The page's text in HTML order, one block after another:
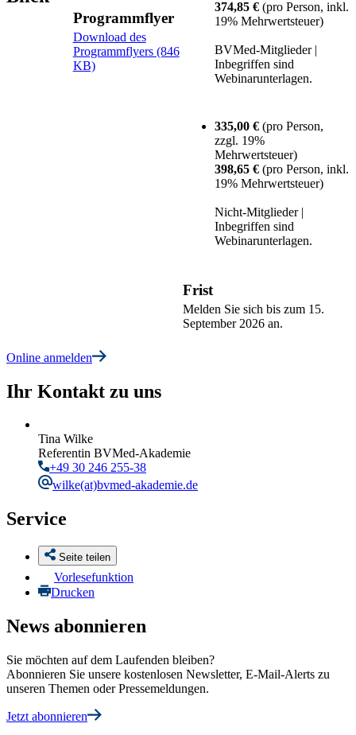
Programmflyer
Download des
Programmflyers (846
KB)
374,85 €(pro Person, inkl.
19% Mehrwertsteuer)
BVMed-Mitglieder |
Inbegriffen sind
Webinarunterlagen.
335,00 €(pro Person,
zzgl. 19%
Mehrwertsteuer)
398,65 €(pro Person, inkl.
19% Mehrwertsteuer)
Nicht-Mitglieder |
Inbegriffen sind
Webinarunterlagen.
Frist
Melden Sie sich bis zum 15.
September 2026 an.
Online anmelden
Ihr Kontakt zu uns
Tina Wilke
Referentin BVMed-Akademie
+49 30 246 255-38
wilke(at)bvmed-akademie.de
Service
Seite teilen
Vorlesefunktion
Drucken
News abonnieren
Sie möchten auf dem Laufenden bleiben?
Abonnieren Sie unsere kostenlosen Newsletter, E-Mail-Alerts zu
unseren Themen oder Pressemeldungen.
Jetzt abonnieren